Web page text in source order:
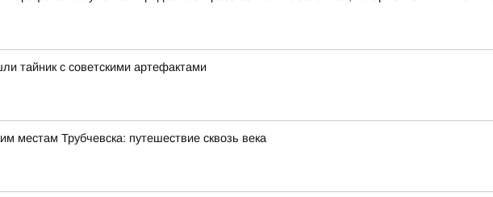
тайник с советскими артефактами
местам Трубчевска: путешествие сквозь века